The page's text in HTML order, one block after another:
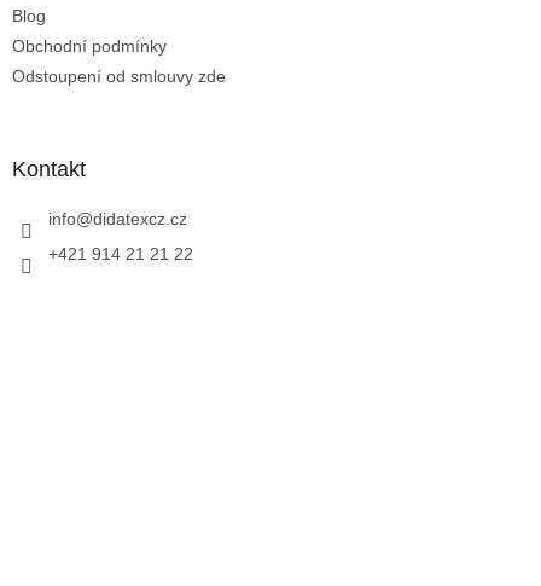
Blog
Obchodní podmínky
Odstoupení od smlouvy zde
Kontakt
info@didatexcz.cz
+421 914 21 21 22